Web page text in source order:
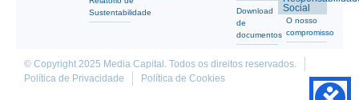
Sustentabilidade
Download
de
documentos
Social
O nosso
compromisso
© Copyright 2025 Media Capital. Todos os direitos reservados.
Política de Privacidade
Política de Cookies